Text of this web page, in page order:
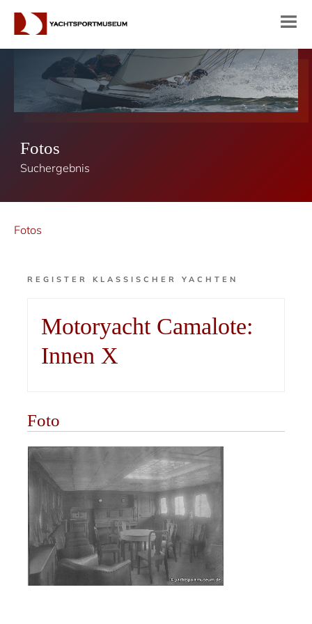
Fotos
Suchergebnis
Fotos
REGISTER KLASSISCHER YACHTEN
Motoryacht Camalote:
Innen X
Foto